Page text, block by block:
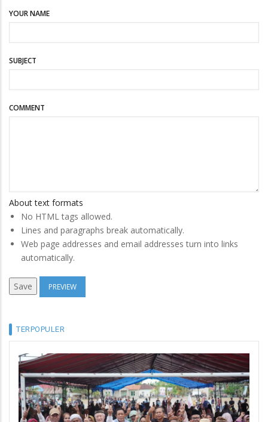
YOUR NAME
SUBJECT
COMMENT
About text formats
No HTML tags allowed.
Lines and paragraphs break automatically.
Web page addresses and email addresses turn into links
automatically.
TERPOPULER